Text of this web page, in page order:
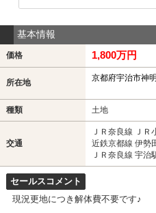
基本情報
価格 1,800万円
所在地 京都府宇治市神
種類 土地
交通
ＪＲ奈良線 ＪＲ
近鉄京都線 伊勢
ＪＲ奈良線 宇治
セールスコメント
現況更地につき解体費不要です♪